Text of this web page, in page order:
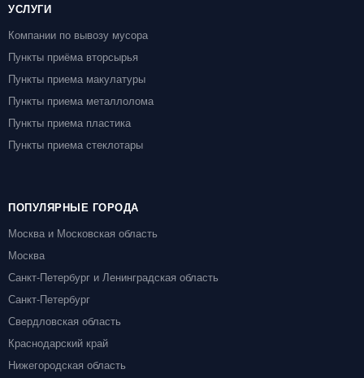
УСЛУГИ
Компании по вывозу мусора
Пункты приёма вторсырья
Пункты приема макулатуры
Пункты приема металлолома
Пункты приема пластика
Пункты приема стеклотары
ПОПУЛЯРНЫЕ ГОРОДА
Москва и Московская область
Москва
Санкт-Петербург и Ленинградская область
Санкт-Петербург
Свердловская область
Краснодарский край
Нижегородская область